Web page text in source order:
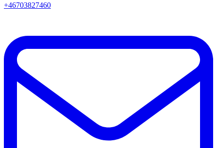
+46703827460